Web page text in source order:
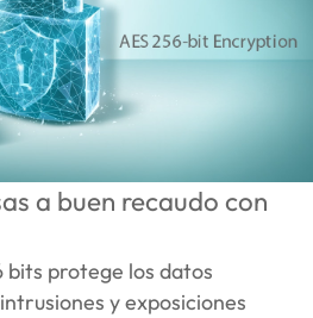
a buen recaudo con
bits protege los datos
y exposiciones